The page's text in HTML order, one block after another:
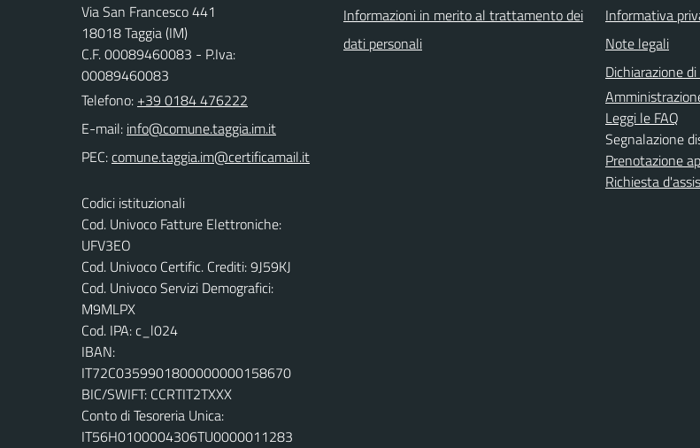
Via San Francesco 441
18018 Taggia (IM)
C.F. 00089460083 - P.Iva:
00089460083
Telefono: +39 0184 476222
E-mail:
PEC:
Codici istituzionali
Cod. Univoco Fatture Elettroniche:
UFV3EO
Cod. Univoco Certific. Crediti: 9J59KJ
Cod. Univoco Servizi Demografici:
M9MLPX
Cod. IPA: c_l024
IBAN:
IT72C0359901800000000158670
BIC/SWIFT: CCRTIT2TXXX
Conto di Tesoreria Unica:
IT56H0100004306TU0000011283
Informazioni in merito al trattamento dei
dati personali
Informativa
Note legali
Dichiarazione
Leggi le FAQ
Segnalazione
Prenotazione
Richiesta